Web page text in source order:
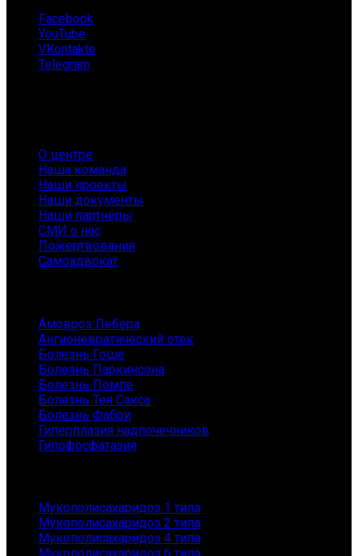
Facebook
YouTube
VKontakte
Telegram
О центре
Наша команда
Наши проекты
Наши документы
Наши партнёры
СМИ о нас
Пожертвования
Самоадвокат
Амовроз Лебера
Ангионевратический отек
Болезнь Гоше
Болезнь Паркинсона
Болезнь Помпе
Болезнь Тея Сакса
Болезнь Фабри
Гиперплазия надпочечников
Гипофосфатазия
Мукополисахаридоз 1 типа
Мукополисахаридоз 2 типа
Мукополисахаридоз 4 типа